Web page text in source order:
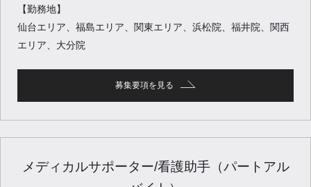
【勤務地】
仙台エリア、福島エリア、関東エリア、浜松院、福井院、関西
エリア、大分院
募集要項を見る
メディカルサポーター/看護助手（パートアル